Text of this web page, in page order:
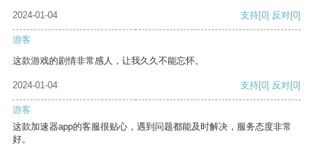
2024-01-04
支持[0] 反对[0]
游客
这款游戏的剧情非常感人，让我久久不能忘怀。
2024-01-04 支持[0] 反对[0]
游客
这款加速器app的客服很贴心，遇到问题都能及时解决，服务态度非常
好。